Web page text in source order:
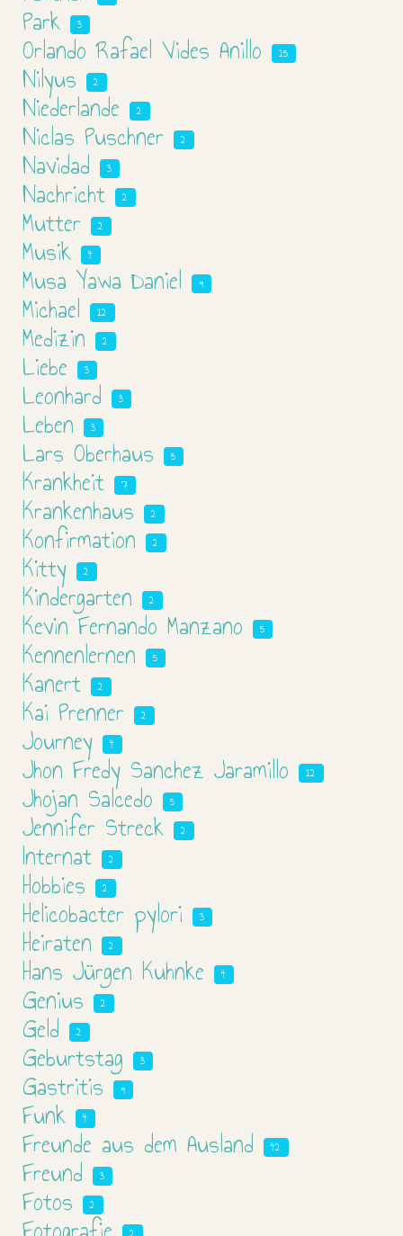
Park 3
Orlando Rafael Vides Anillo 15
Nilyus 2
Niederlande 2
Niclas Puschner 2
Navidad 3
Nachricht 2
Mutter 2
Musik 4
Musa Yawa Daniel 9
Michael 12
Medizin 2
Liebe 3
Leonhard 3
Leben 3
Lars Oberhaus 5
Krankheit 7
Krankenhaus 2
Konfirmation 2
Kitty 2
Kindergarten 2
Kevin Fernando Manzano 5
Kennenlernen 5
Kanert 2
Kai Prenner 2
Journey 4
Jhon Fredy Sanchez Jaramillo 12
Jhojan Salcedo 5
Jennifer Streck 2
Internat 2
Hobbies 2
Helicobacter pylori 3
Heiraten 2
Hans Jürgen Kuhnke 4
Genius 2
Geld 2
Geburtstag 3
Gastritis 9
Funk 4
Freunde aus dem Ausland 42
Freund 3
Fotos 2